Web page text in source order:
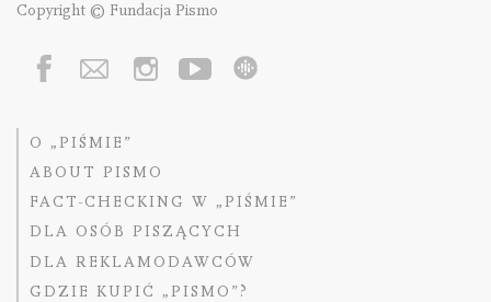
Copyright © Fundacja Pismo
O „PIŚMIE”
ABOUT PISMO
FACT-CHECKING W „PIŚMIE”
DLA OSÓB PISZĄCYCH
DLA REKLAMODAWCÓW
GDZIE KUPIĆ „PISMO”?